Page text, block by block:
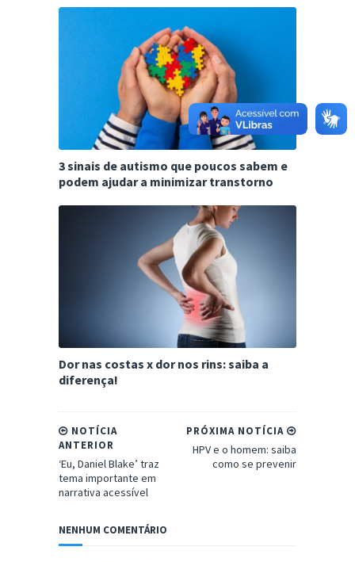
3 sinais de autismo que poucos sabem e
podem ajudar a minimizar transtorno
Dor nas costas x dor nos rins: saiba a
diferença!
PRÓXIMA NOTÍCIA
HPV e o homem: saiba
como se prevenir
NOTÍCIA
ANTERIOR
‘Eu, Daniel Blake’ traz
tema importante em
narrativa acessível
NENHUM COMENTÁRIO